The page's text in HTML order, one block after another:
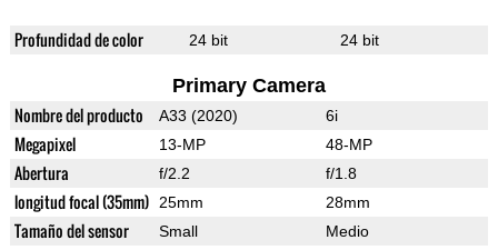
Profundidad de color 24 bit 24 bit
Primary Camera
Nombre del producto A33 (2020) 6i
Megapixel 13-MP 48-MP
Abertura f/2.2 f/1.8
longitud focal (35mm) 25mm 28mm
Tamaño del sensor Small Medio